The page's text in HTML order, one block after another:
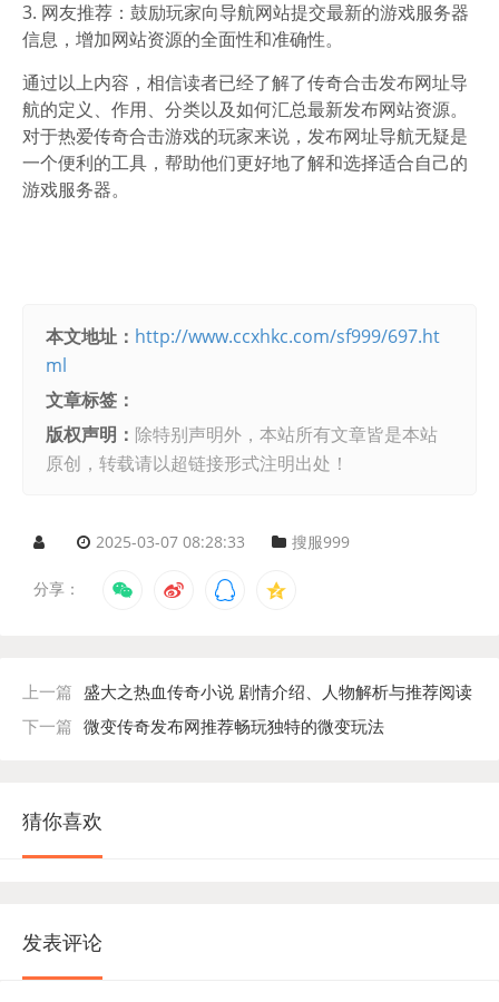
3. 网友推荐：鼓励玩家向导航网站提交最新的游戏服务器
信息，增加网站资源的全面性和准确性。
通过以上内容，相信读者已经了解了传奇合击发布网址导
航的定义、作用、分类以及如何汇总最新发布网站资源。
对于热爱传奇合击游戏的玩家来说，发布网址导航无疑是
一个便利的工具，帮助他们更好地了解和选择适合自己的
游戏服务器。
本文地址： http://www.ccxhkc.com/sf999/697.ht
ml
文章标签：
版权声明： 除特别声明外，本站所有文章皆是本站
原创，转载请以超链接形式注明出处！
2025-03-07 08:28:33 搜服999
分享：
上一篇 盛大之热血传奇小说 剧情介绍、人物解析与推荐阅读
下一篇 微变传奇发布网推荐畅玩独特的微变玩法
猜你喜欢
发表评论